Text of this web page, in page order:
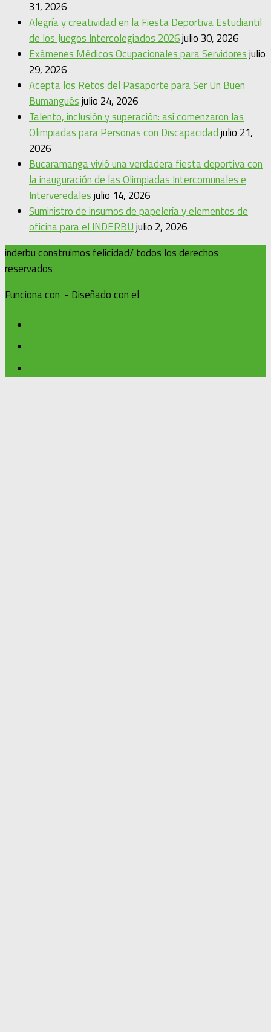
31, 2026
Alegría y creatividad en la Fiesta Deportiva Estudiantil
de los Juegos Intercolegiados 2026julio 30, 2026
Exámenes Médicos Ocupacionales para Servidoresjulio
29, 2026
Acepta los Retos del Pasaporte para Ser Un Buen
Bumanguésjulio 24, 2026
Talento, inclusión y superación: así comenzaron las
Olimpiadas para Personas con Discapacidadjulio 21,
2026
Bucaramanga vivió una verdadera fiesta deportiva con
la inauguración de las Olimpiadas Intercomunales e
Interveredalesjulio 14, 2026
Suministro de insumos de papelería y elementos de
oficina para el INDERBUjulio 2, 2026
inderbu construimos felicidad/ todos los derechos
reservados
Funciona con - Diseñado con el